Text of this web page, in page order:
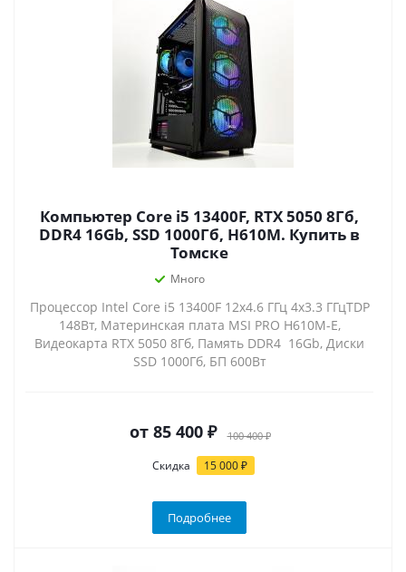
Компьютер Core i5 13400F, RTX 5050 8Гб,
DDR4 16Gb, SSD 1000Гб, H610M. Купить в
Томске
Много
Процессор Intel Core i5 13400F 12x4.6 ГГц 4x3.3 ГГцTDP
148Вт, Материнская плата MSI PRO H610M-E,
Видеокарта RTX 5050 8Гб, Память DDR4 16Gb, Диски
SSD 1000Гб, БП 600Вт
от 85 400 ₽ 100 400 ₽
Скидка 15 000 ₽
Подробнее